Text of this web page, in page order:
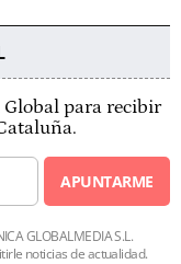
para recibir
APUNTARME
GLOBALMEDIA S.L.
noticias de actualidad.